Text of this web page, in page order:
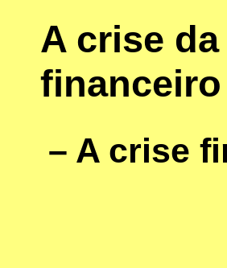
A crise
– A crise